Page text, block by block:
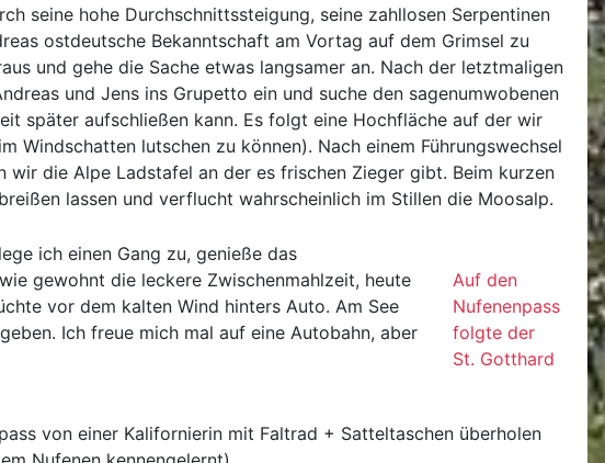
seine hohe Durchschnittssteigung, seine zahllosen Serpentinen
ostdeutsche Bekanntschaft am Vortag auf dem Grimsel zu
und gehe die Sache etwas langsamer an. Nach der letztmaligen
und Jens ins Grupetto ein und suche den sagenumwobenen
später aufschließen kann. Es folgt eine Hochfläche auf der wir
lutschen zu können). Nach einem Führungswechsel
wir die Alpe Ladstafel an der es frischen Zieger gibt. Beim kurzen
lassen und verflucht wahrscheinlich im Stillen die Moosalp.
ich einen Gang zu, genieße das
gewohnt die leckere Zwischenmahlzeit, heute
vor dem kalten Wind hinters Auto. Am See
Ich freue mich mal auf eine Autobahn, aber
Auf den
Nufenenpass
folgte der
St. Gotthard
von einer Kalifornierin mit Faltrad + Satteltaschen überholen